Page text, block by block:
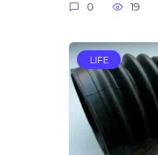
0 19
LIFE